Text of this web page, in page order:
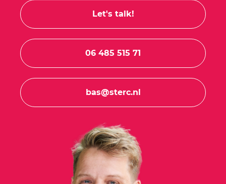
Let's talk!
06 485 515 71
bas@sterc.nl